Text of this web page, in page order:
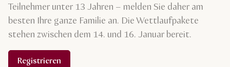
Teilnehmer unter 13 Jahren – melden Sie daher am
besten Ihre ganze Familie an. Die Wettlaufpakete
stehen zwischen dem 14. und 16. Januar bereit.
Registrieren